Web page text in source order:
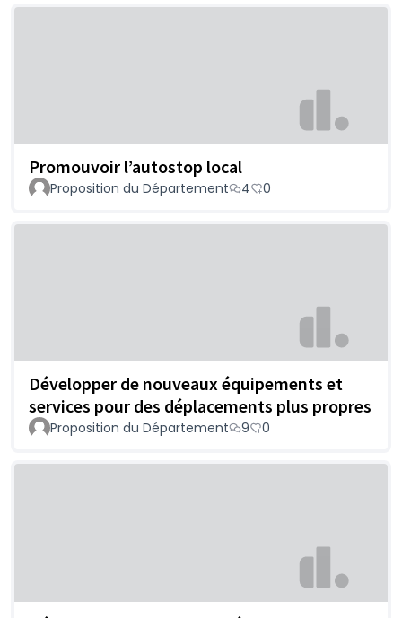
Promouvoir l’autostop local
Proposition du Département 4 0
Développer de nouveaux équipements et
services pour des déplacements plus propres
Proposition du Département 9 0